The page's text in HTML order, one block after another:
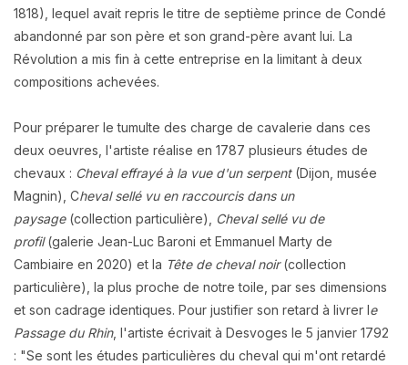
1818), lequel avait repris le titre de septième prince de Condé
abandonné par son père et son grand-père avant lui. La
Révolution a mis fin à cette entreprise en la limitant à deux
compositions achevées.
Pour préparer le tumulte des charge de cavalerie dans ces
deux oeuvres , l'artiste réalise en 1787 plusieurs études de
chevaux : Cheval effrayé à la vue d'un serpent(Dijon, musée
Magnin), Cheval sellé vu en raccourcis dans un
paysage(collection particulière),
Cheval sellé vu de
profil(galerie Jean-Luc Baroni et Emmanuel Marty de
Cambiaire en 2020) et la Tête de cheval noir(collection
particulière), la plus proche de notre toile, par ses dimensions
et son cadrage identiques. Pour justifier son retard à livrer le
Passage du Rhin, l'artiste écrivait à Desvoges le 5 janvier 1792
: "Se sont les études particulières du cheval qui m'ont retardé